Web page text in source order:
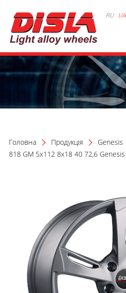
RU UA
Головна Продукція
Genesis
818 GM 5x112 8x18 40 72,6 Genesis